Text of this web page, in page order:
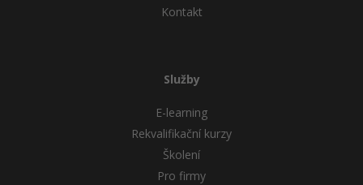
Kontakt
Služby
E-learning
Rekvalifikační kurzy
Školení
Pro firmy